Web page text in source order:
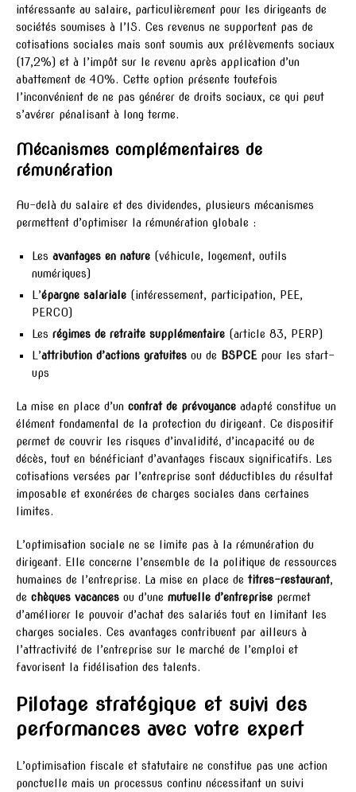
intéressante au salaire, particulièrement pour les dirigeants de
sociétés soumises à l’IS. Ces revenus ne supportent pas de
cotisations sociales mais sont soumis aux prélèvements sociaux
(17,2%) et à l’impôt sur le revenu après application d’un
abattement de 40%. Cette option présente toutefois
l’inconvénient de ne pas générer de droits sociaux, ce qui peut
s’avérer pénalisant à long terme.
Mécanismes complémentaires de
rémunération
Au-delà du salaire et des dividendes, plusieurs mécanismes
permettent d’optimiser la rémunération globale :
Les avantages en nature (véhicule, logement, outils
numériques)
L’épargne salariale (intéressement, participation, PEE,
PERCO)
Les régimes de retraite supplémentaire (article 83, PERP)
L’attribution d’actions gratuites ou de BSPCEpour les start-
ups
La mise en place d’un contrat de prévoyance adapté constitue un
élément fondamental de la protection du dirigeant. Ce dispositif
permet de couvrir les risques d’invalidité, d’incapacité ou de
décès, tout en bénéficiant d’avantages fiscaux significatifs. Les
cotisations versées par l’entreprise sont déductibles du résultat
imposable et exonérées de charges sociales dans certaines
limites.
L’optimisation sociale ne se limite pas à la rémunération du
dirigeant. Elle concerne l’ensemble de la politique de ressources
humaines de l’entreprise. La mise en place de titres-restaurant,
de chèques vacances ou d’une mutuelle d’entreprise permet
d’améliorer le pouvoir d’achat des salariés tout en limitant les
charges sociales. Ces avantages contribuent par ailleurs à
l’attractivité de l’entreprise sur le marché de l’emploi et
favorisent la fidélisation des talents.
Pilotage stratégique et suivi des
performances avec votre expert
L’optimisation fiscale et statutaire ne constitue pas une action
ponctuelle mais un processus continu nécessitant un suivi